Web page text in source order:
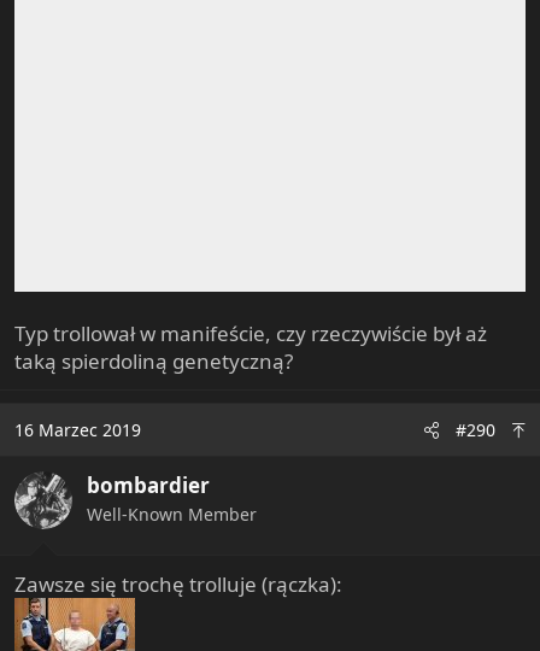
Typ trollował w manifeście, czy rzeczywiście był aż
taką spierdoliną genetyczną?
16 Marzec 2019 #290
bombardier
Well-Known Member
Zawsze się trochę trolluje (rączka):